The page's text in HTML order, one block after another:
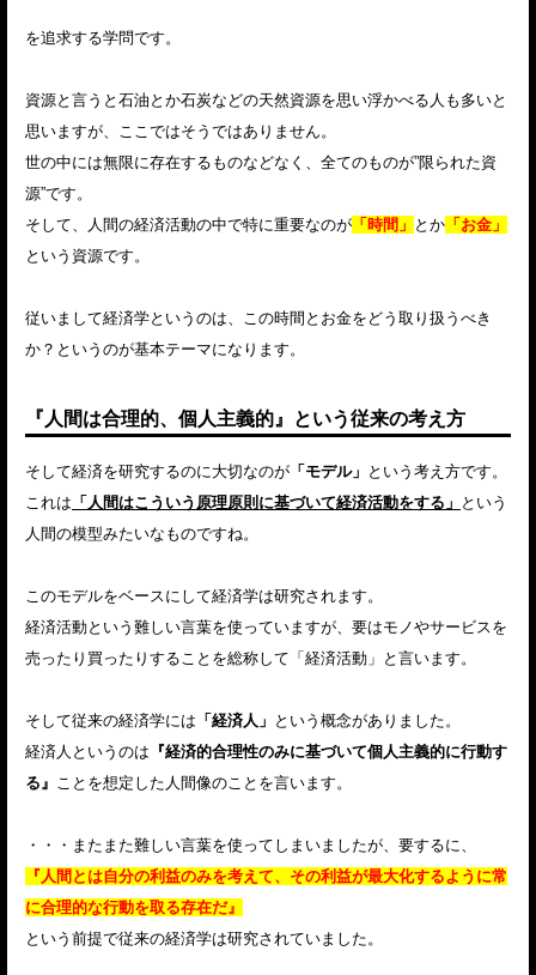
を追求する学問です。
資源と言うと石油とか石炭などの天然資源を思い浮かべる人も多いと
思いますが、ここではそうではありません。
世の中には無限に存在するものなどなく、全てのものが”限られた資
源”です。
そして、人間の経済活動の中で特に重要なのが 「時間」 とか 「お金」
という資源です。
従いまして経済学というのは、この時間とお金をどう取り扱うべき
か？というのが基本テーマになります。
『人間は合理的、個人主義的』という従来の考え方
そして経済を研究するのに大切なのが 「モデル」 という考え方です。
これは 「人間はこういう原理原則に基づいて経済活動をする」 という
人間の模型みたいなものですね。
このモデルをベースにして経済学は研究されます。
経済活動という難しい言葉を使っていますが、要はモノやサービスを
売ったり買ったりすることを総称して「経済活動」と言います。
そして従来の経済学には 「経済人」 という概念がありました。
経済人というのは 『経済的合理性のみに基づいて個人主義的に行動す
る』
ことを想定した人間像のことを言います。
・・・またまた難しい言葉を使ってしまいましたが、要するに、
『人間とは自分の利益のみを考えて、その利益が最大化するように常
に合理的な行動を取る存在だ』
という前提で従来の経済学は研究されていました。